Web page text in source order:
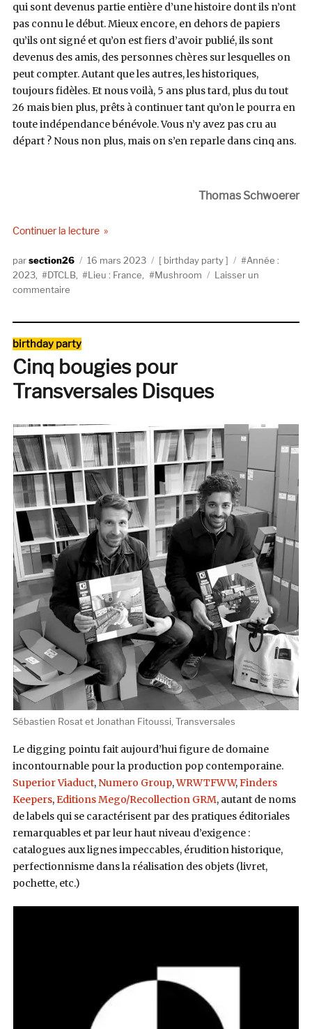
qui sont devenus partie entière d’une histoire dont ils n’ont
pas connu le début. Mieux encore, en dehors de papiers
qu’ils ont signé et qu’on est fiers d’avoir publié, ils sont
devenus des amis, des personnes chères sur lesquelles on
peut compter. Autant que les autres, les historiques,
toujours fidèles. Et nous voilà, 5 ans plus tard, plus du tout
26 mais bien plus, prêts à continuer tant qu’on le pourra en
toute indépendance bénévole. Vous n’y avez pas cru au
départ ? Nous non plus, mais on s’en reparle dans cinq ans.
Thomas Schwoerer
Continuer la lecturede « Et puis, on a eu 5 ans. »
Auteursection26
Publié
le
16 mars 2023 Catégories
birthday party Étiquettes
Année :
2023, DTCLB Lieu : France Mushroom
Laisser un
commentairesur
a
eu
5
ans.
Catégories
birthday party
Cinq bougies pour
Transversales Disques
Sébastien Rosat et Jonathan Fitoussi, Transversales
Le digging pointu fait aujourd’hui figure de domaine
incontournable pour la production pop contemporaine.
Superior Viaduct, Numero Group,WRWTFWW,Finders
Keepers,Editions Mego/Recollection GRM, autant de noms
de labels qui se caractérisent par des pratiques éditoriales
remarquables et par leur haut niveau d’exigence :
catalogues aux lignes impeccables, érudition historique,
perfectionnisme dans la réalisation des objets (livret,
pochette, etc.)